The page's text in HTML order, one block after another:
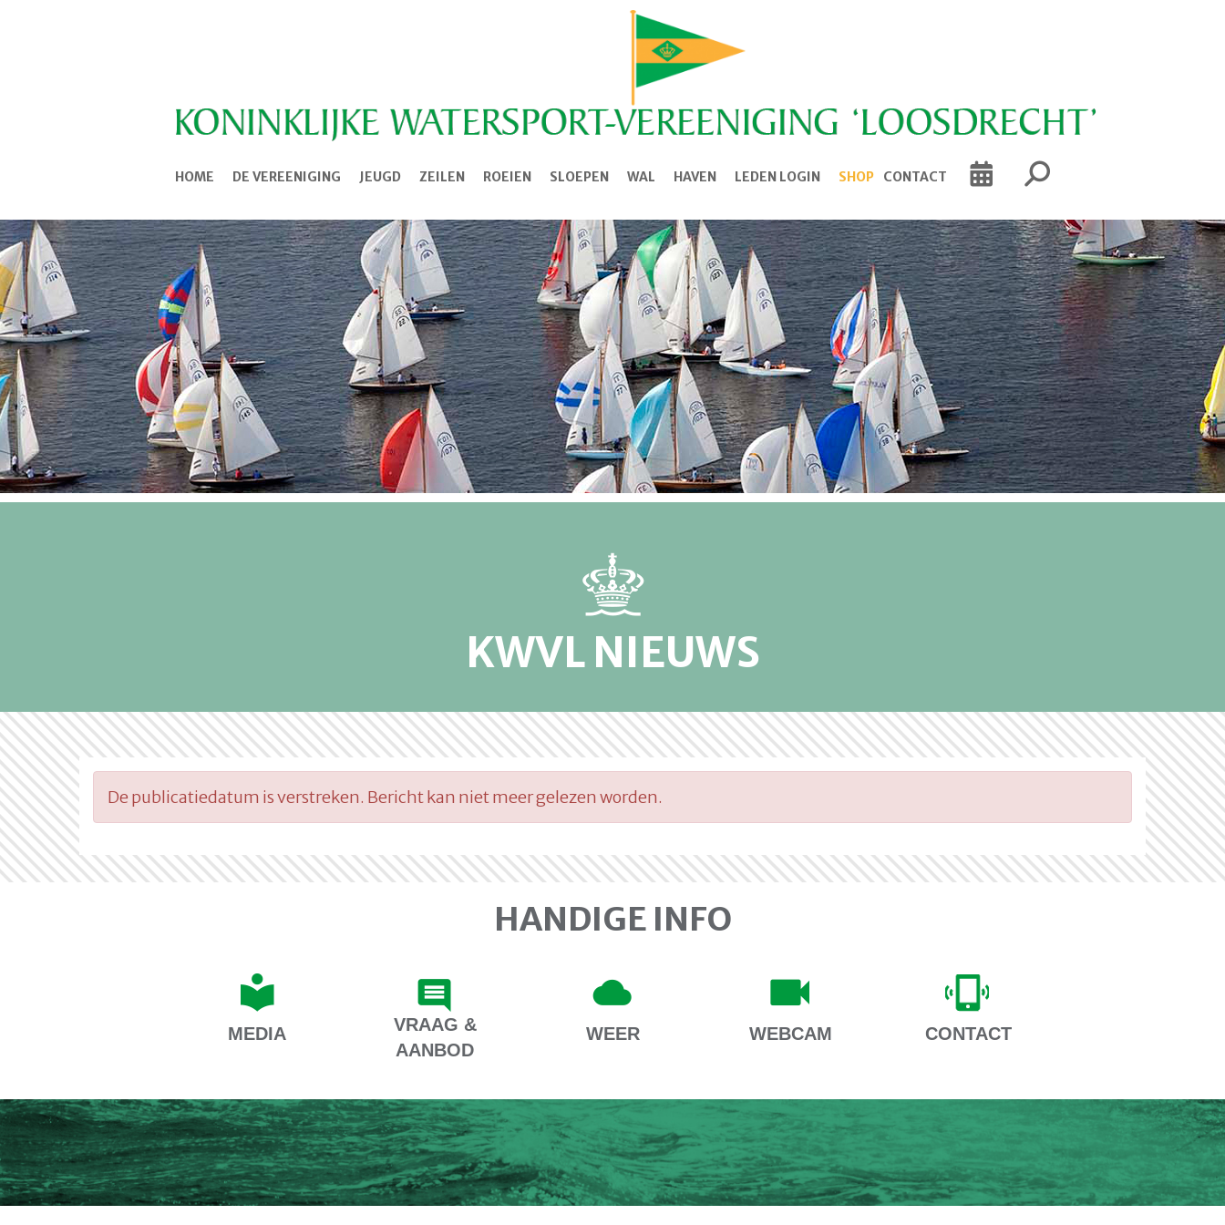
HOME DE VEREENIGING JEUGD ZEILEN ROEIEN SLOEPEN WAL HAVEN LEDEN LOGIN SHOP CONTACT
KWVL NIEUWS
De publicatiedatum is verstreken. Bericht kan niet meer gelezen worden.
HANDIGE INFO
MEDIA
VRAAG &
AANBOD
WEER WEBCAM CONTACT